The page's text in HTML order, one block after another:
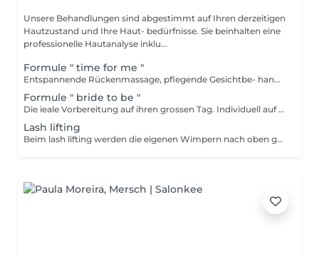
Unsere Behandlungen sind abgestimmt auf Ihren derzeitigen
Hautzustand und Ihre Haut- bedürfnisse. Sie beinhalten eine
professionelle Hautanalyse inklu...
Formule " time for me "
Entspannende Rückenmassage, pflegende Gesichtbe- handlung mit Wellnesserlebnis für Füsse und Hände.
Formule " bride to be "
Die ieale Vorbereitung auf ihren grossen Tag. Individuell auf ihre Bedürfnisse abgeschnittene Gesichtsbehandlung wenige Tage vor der Hochzeit, Maniküre und typgerechtes Braut-Make-up inklusive Probe
Lash lifting
Beim lash lifting werden die eigenen Wimpern nach oben geschwungen so wirken sie länger und dichter